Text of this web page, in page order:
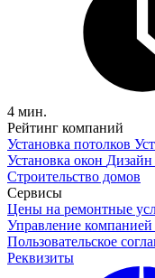
4 мин.
Рейтинг компаний
Установка потолков
Установка окон Дизайн
Строительство домов
Сервисы
Цены на ремонтные
Управление компанией
Пользовательское
Реквизиты